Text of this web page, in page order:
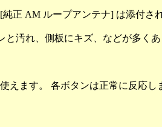
正 AM ループアンテナ] は添付さ
汚れ、側板にキズ、などが多くあ
えます。 各ボタンは正常に反応し